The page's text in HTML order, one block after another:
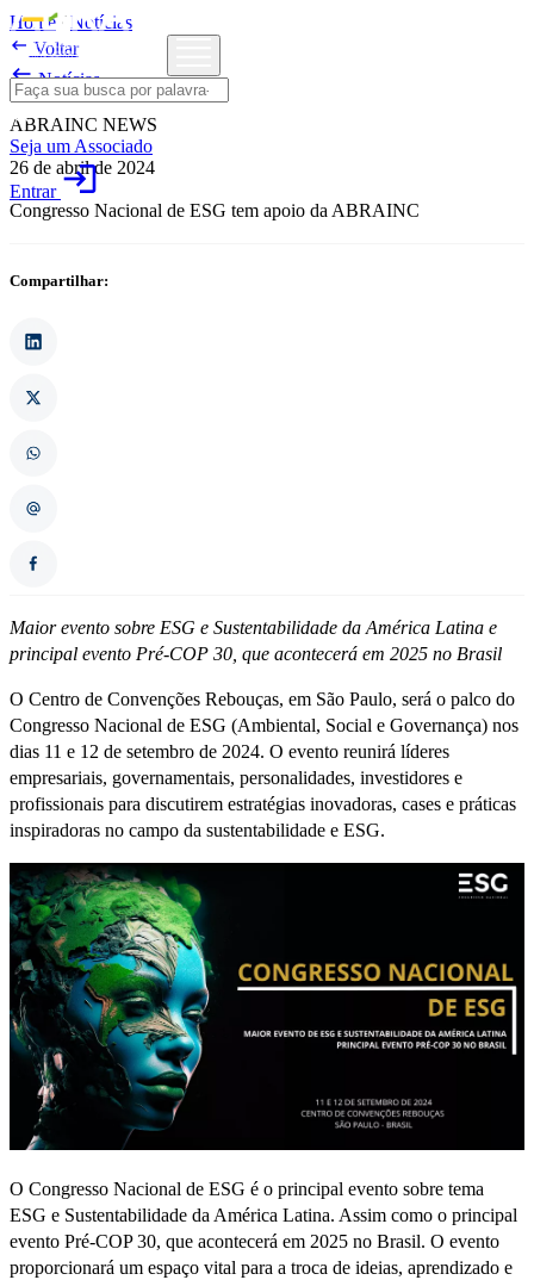
Seja um Associado
Entrarlogin
Home/Notícias
 Voltar
Notícias
ABRAINC NEWS
26 de abril de 2024
Congresso Nacional de ESG tem apoio da ABRAINC
Compartilhar:
Maior evento sobre ESG e Sustentabilidade da América Latina e
principal evento Pré-COP 30, que acontecerá em 2025 no Brasil
O Centro de Convenções Rebouças, em São Paulo, será o palco do
Congresso Nacional de ESG (Ambiental, Social e Governança) nos
dias 11 e 12 de setembro de 2024. O evento reunirá líderes
empresariais, governamentais, personalidades, investidores e
profissionais para discutirem estratégias inovadoras, cases e práticas
inspiradoras no campo da sustentabilidade e ESG.
O Congresso Nacional de ESG é o principal evento sobre tema
ESG e Sustentabilidade da América Latina. Assim como o principal
evento Pré-COP 30, que acontecerá em 2025 no Brasil. O evento
proporcionará um espaço vital para a troca de ideias, aprendizado e